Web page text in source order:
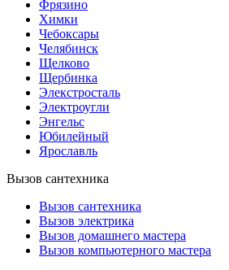
Фрязино
Химки
Чебоксары
Челябинск
Щелково
Щербинка
Элекстросталь
Электроугли
Энгельс
Юбилейный
Ярославль
Вызов сантехника
Вызов сантехника
Вызов электрика
Вызов домашнего мастера
Вызов компьютерного мастера